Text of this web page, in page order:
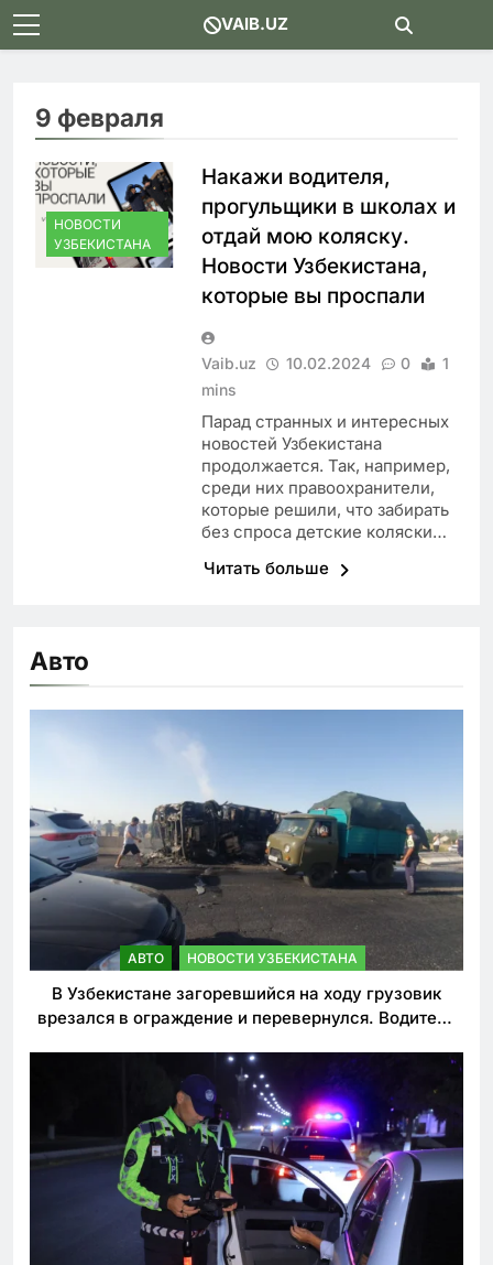
Skip
to
VAIB.UZ
9 февраля
НОВОСТИ
УЗБЕКИСТАНА
Накажи водителя,
прогульщики в школах и
отдай мою коляску.
Новости Узбекистана,
которые вы проспали
Vaib.uz 10.02.2024 0
1
mins
Парад странных и интересных
новостей Узбекистана
продолжается. Так, например,
среди них правоохранители,
которые решили, что забирать
без спроса детские коляски…
Читать больше
Авто
АВТО НОВОСТИ УЗБЕКИСТАНА
В Узбекистане загоревшийся на ходу грузовик
врезался в ограждение и перевернулся. Водитель